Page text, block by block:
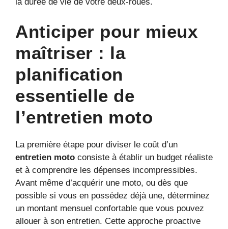
Anticiper pour mieux
maîtriser : la
planification
essentielle de
l’entretien moto
La première étape pour diviser le coût d’un
entretien moto consiste à établir un budget réaliste
et à comprendre les dépenses incompressibles.
Avant même d’acquérir une moto, ou dès que
possible si vous en possédez déjà une, déterminez
un montant mensuel confortable que vous pouvez
allouer à son entretien. Cette approche proactive